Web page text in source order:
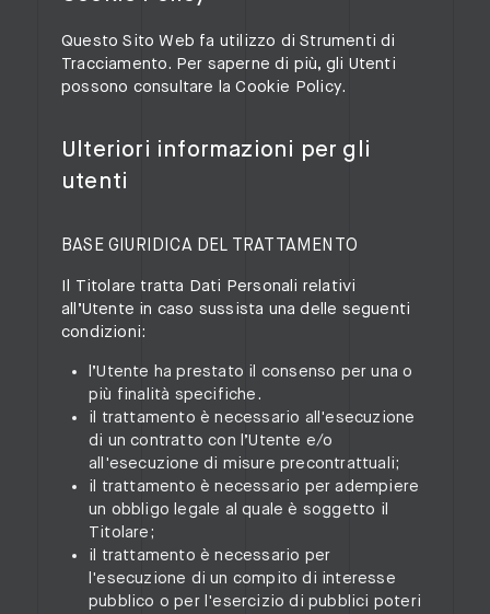
Questo Sito Web fa utilizzo di Strumenti di
Tracciamento. Per saperne di più, gli Utenti
possono consultare laCookie Policy.
Ulteriori informazioni per gli
utenti
BASE GIURIDICA DEL TRATTAMENTO
Il Titolare tratta Dati Personali relativi
all’Utente in caso sussista una delle seguenti
condizioni:
l’Utente ha prestato il consenso per una o
più finalità specifiche.
il trattamento è necessario all'esecuzione
di un contratto con l’Utente e/o
all'esecuzione di misure precontrattuali;
il trattamento è necessario per adempiere
un obbligo legale al quale è soggetto il
Titolare;
il trattamento è necessario per
l'esecuzione di un compito di interesse
pubblico o per l'esercizio di pubblici poteri